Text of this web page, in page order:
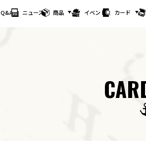
Q&A ニュース 商品 イベント カード